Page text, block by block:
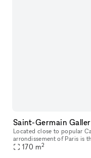
Saint-Germain
Located close to popular
arrondissement of Paris is this
designers and artists to
170 m2